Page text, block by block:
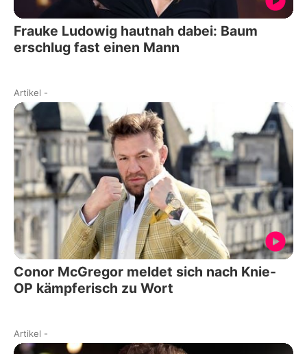
Frauke Ludowig hautnah dabei: Baum
erschlug fast einen Mann
Artikel -
Conor McGregor meldet sich nach Knie-
OP kämpferisch zu Wort
Artikel -